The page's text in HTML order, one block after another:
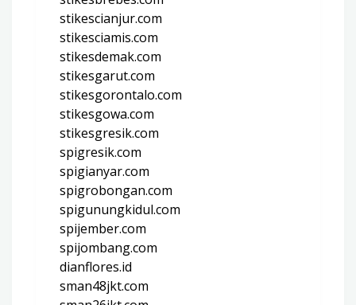
stikescianjur.com
stikesciamis.com
stikesdemak.com
stikesgarut.com
stikesgorontalo.com
stikesgowa.com
stikesgresik.com
spigresik.com
spigianyar.com
spigrobongan.com
spigunungkidul.com
spijember.com
spijombang.com
dianflores.id
sman48jkt.com